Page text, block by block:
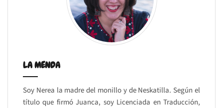
LA MENDA
Soy Nerea la madre del monillo y de Neskatilla. Según el
título que firmó Juanca, soy Licenciada en Traducción,